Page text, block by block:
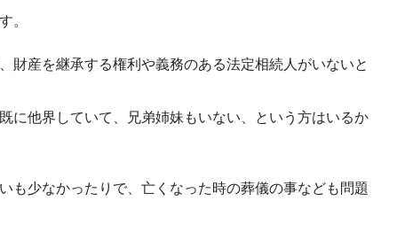
。
財産を継承する権利や義務のある法定相続人がいないと
に他界していて、兄弟姉妹もいない、という方はいるか
も少なかったりで、亡くなった時の葬儀の事なども問題